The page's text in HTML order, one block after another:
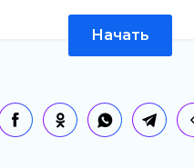
Начать